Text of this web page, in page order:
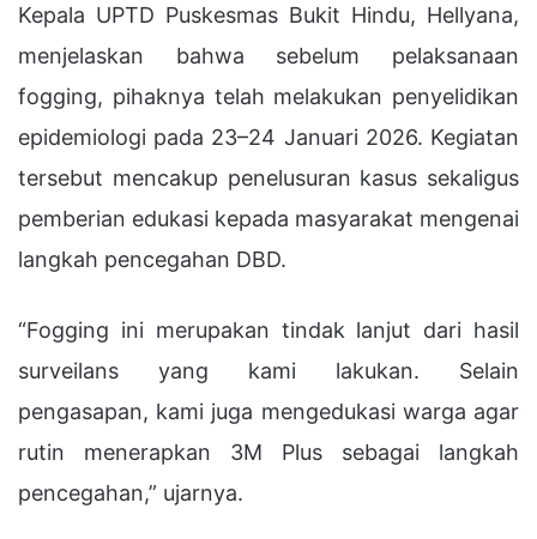
Kepala UPTD Puskesmas Bukit Hindu, Hellyana,
menjelaskan bahwa sebelum pelaksanaan
fogging, pihaknya telah melakukan penyelidikan
epidemiologi pada 23–24 Januari 2026. Kegiatan
tersebut mencakup penelusuran kasus sekaligus
pemberian edukasi kepada masyarakat mengenai
langkah pencegahan DBD.
“Fogging ini merupakan tindak lanjut dari hasil
surveilans yang kami lakukan. Selain
pengasapan, kami juga mengedukasi warga agar
rutin menerapkan 3M Plus sebagai langkah
pencegahan,” ujarnya.